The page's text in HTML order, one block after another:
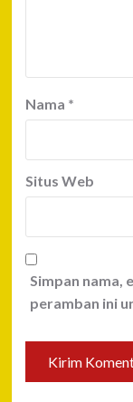
Nama *
Situs Web
Simpan nama,
peramban ini